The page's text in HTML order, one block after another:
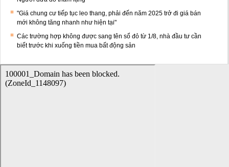
"Giá chung cư tiếp tục leo thang, phải đến năm 2025 trở đi giá bán
mới không tăng nhanh như hiện tại"
Các trường hợp không được sang tên sổ đỏ từ 1/8, nhà đầu tư cần
biết trước khi xuống tiền mua bất động sản